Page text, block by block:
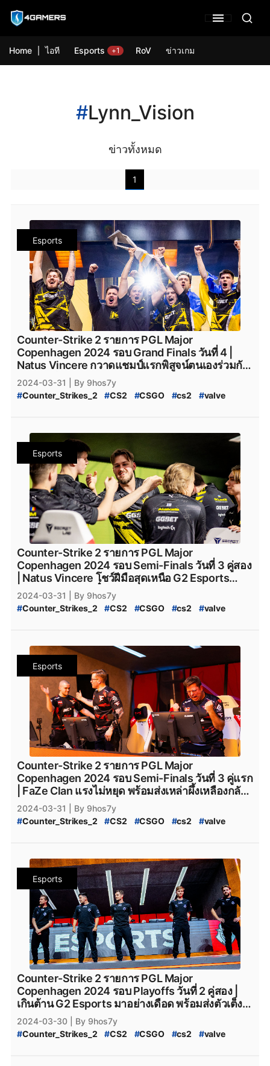
Home ไอที Esports +1 RoV ข่าวเกม
#Lynn_Vision
ข่าวทั้งหมด
1
Esports
Counter-Strike 2 รายการ PGL Major
Copenhagen 2024 รอบ Grand Finals วันที่ 4 |
Natus Vincere กวาดแชมป์แรกพิสูจน์ตนเองร่วมกับ
ผู้เล่นชุดใหม่สุดเกินคาด
2024-03-31
| By 9hos7y
#Counter_Strikes_2 #CS2 #CSGO #cs2 #valve
CS2_Pick'EM #CS2_Pick'EM_Challenge
PGL_CS2_Major_Copenhagen_2024
CS2_Major_2024 #CS2_Major_Copenhagen_2024
CS2_Major #CS2_Hack #CS2_Hack_ระบาด
Counter_Strike_2_Hack #Counter_Strike_2_Wall_Hack
CS2_Hack_Disconnect #CS2_AIM #CS2_Wall
CS2_Wall_Hack #Hack #Steam #เกมsteam #steam
PCgame FPS #fps #เกมfps #Natus_Vincere
NatusVincere navi #NAVI ทีมnavi #MOUZ
#MOUZ_CS2 #mousesports #Team_Vitality
#team_vitality #TeamVitality #
Vitality_CS2
#FaZe_Clan #Faze_Clan #FaZe #fazeclan
# FaZe_Clan_CS2 # Team_Spirit #Team_Spirit_CS2
#team_spirit #VirtusPro
#Virtus.Pro_CS2 #Complexity_Gaming
Cloud9 #cloud9 #cloud9_cs2 #HEROIC #Heroic
heroic # Heroic_cs2 Eternal_fire
Eternal-Fire #Eternal_fire_cs2 #SAW #saw_cs2
SAW_cs2 # ECSTATIC
ECSTATIC_cs2
Imperial_Esports #Imperial_Esports_cs2
paiN_Gaming #paiN_Gaming_cs2 #GamerLegion
GamerLegion_cs2 #Lynn_Vision #Lynn_Vision_cs2
legacy_cs2 #Legacy_cs2 #ENCE #Ence #ence
ENCE_cs2 #Apeks #Apeks_cs2 # The_mongolZ
#The_MongolZ_cs2 #FURIA_Esports #FURIA
#FURIA_CS2 #FURIA_Esports_cs2 #AMKAL_ESPORTS
# AMKAL_ESPORTS_cs2 # KOI #Movistar_KOI
#
KOI_cs2
#CS2_Major_Championship
#CS2_Major_Championship_2024 #
9Pandas
ข่าวหลุด_Counter_Strikes_2
Esports
Counter-Strike 2 รายการ PGL Major
Copenhagen 2024 รอบ Semi-Finals วันที่ 3 คู่สอง
| Natus Vincere โชว์ฝีมือสุดเหนือ G2 Esports
พร้อมทะยานคว้าตั๋วใบสุดท้ายก้าวเข้าสู่รอบ Grand
Finals ไปด้วยสกอร์ 2-1
2024-03-31
| By 9hos7y
#Counter_Strikes_2 #CS2 #CSGO #cs2 #valve
CS2_Pick'EM #CS2_Pick'EM_Challenge
PGL_CS2_Major_Copenhagen_2024
CS2_Major_2024 #CS2_Major_Copenhagen_2024
CS2_Major # CS2_Hack #CS2_Hack_ระบาด
Counter_Strike_2_Hack
Counter_Strike_2_Wall_Hack
CS2_Hack_Disconnect # CS2_AIM #CS2_Wall
CS2_Wall_Hack # Hack #Steam #เกมsteam #steam
PCgame #FPS #fps #เกมfps #Natus_Vincere
NatusVincere #navi #NAVI #ทีมnavi
MOUZ
#MOUZ_CS2 #mousesports #Team_Vitality
#team_vitality #TeamVitality #
Vitality_CS2
#FaZe_Clan #Faze_Clan #FaZe # fazeclan
# FaZe_Clan_CS2 #Team_Spirit #Team_Spirit_CS2
#team_spirit #VirtusPro
#Virtus.Pro_CS2 #Complexity_Gaming
Cloud9 #cloud9 #cloud9_cs2 #HEROIC #Heroic
heroic # Heroic_cs2 #Eternal_fire #Eternal_Fire
Eternal-Fire #Eternal_fire_cs2 #SAW #
saw_cs2
SAW_cs2 ECSTATIC # ECSTATIC_cs2
Imperial_Esports #
Imperial_Esports_cs2
paiN_Gaming #paiN_Gaming_cs2 #GamerLegion
GamerLegion_cs2 #Lynn_Vision #Lynn_Vision_cs2
legacy_cs2 #Legacy_cs2 #ENCE #Ence #ence
ENCE_cs2 #Apeks #Apeks_cs2 #The_mongolZ
#The_MongolZ_cs2 #FURIA_Esports #FURIA
#FURIA_CS2 #FURIA_Esports_cs2 #AMKAL_ESPORTS
#AMKAL_ESPORTS_cs2 #KOI #Movistar_KOI
Movistar_KOI_cs2
#CS2_Major_Championship
#CS2_Major_Championship_2024 #
9Pandas
Esports
Counter-Strike 2 รายการ PGL Major
Copenhagen 2024 รอบ Semi-Finals วันที่ 3 คู่แรก
| FaZe Clan แรงไม่หยุด พร้อมส่งเหล่าผึ้งเหลืองกลับ
บ้านด้วยการปิดสกอร์ 2-1 แบบดุดัน
2024-03-31
| By 9hos7y
#Counter_Strikes_2 #CS2 #CSGO #cs2 #valve
CS2_Pick'EM #CS2_Pick'EM_Challenge
PGL_CS2_Major_Copenhagen_2024
CS2_Major_2024 #CS2_Major_Copenhagen_2024
CS2_Major #CS2_Hack #CS2_Hack_ระบาด
Counter_Strike_2_Hack #Counter_Strike_2_Wall_Hack
CS2_Hack_Disconnect #CS2_AIM #CS2_Wall
CS2_Wall_Hack #Hack #Steam #เกมsteam #steam
PCgame #FPS #fps #เกมfps #Natus_Vincere
NatusVincere #navi #NAVI #ทีมnavi #MOUZ
#MOUZ_CS2 #mousesports #Team_Vitality
#team_vitality #TeamVitality #
Vitality_CS2
#FaZe_Clan #Faze_Clan #FaZe #fazeclan
#FaZe_Clan_CS2 #Team_Spirit #Team_Spirit_CS2
#team_spirit #VirtusPro
#Virtus.Pro_CS2 #Complexity_Gaming
Esports
Counter-Strike 2 รายการ PGL Major
Copenhagen 2024 รอบ Playoffs วันที่ 2 คู่สอง |
เกินต้าน G2 Esports มาอย่างเดือด พร้อมส่งตัวเต็ง
MOUZ กลับบ้านไปด้วยสกอร์ 2-0
2024-03-30
| By 9hos7y
#Counter_Strikes_2 #CS2 #CSGO #cs2 #valve